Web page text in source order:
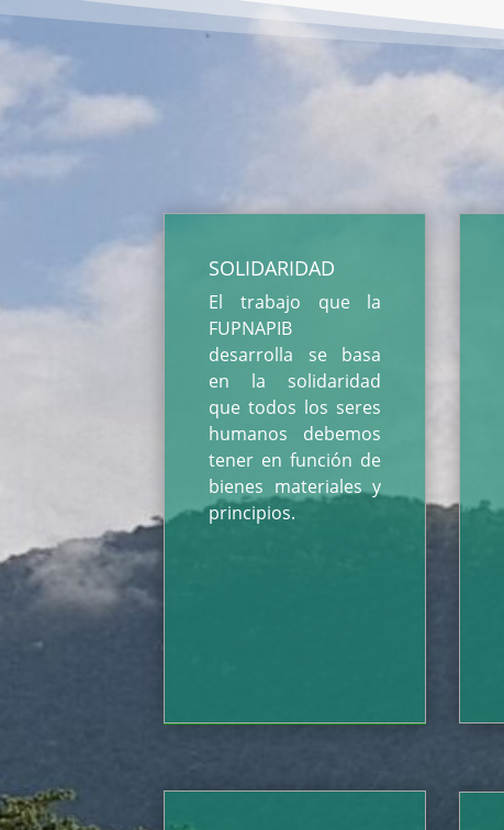
SOLIDARIDAD
El trabajo que la
FUPNAPIB
desarrolla se basa
en la solidaridad
que todos los seres
humanos debemos
tener en función de
bienes materiales y
principios.